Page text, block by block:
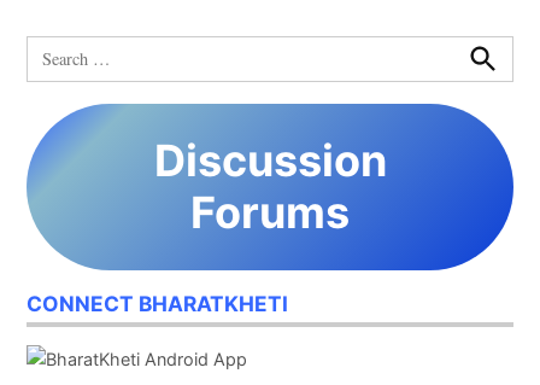
Search
for:
Search
Discussion
Forums
CONNECT BHARATKHETI